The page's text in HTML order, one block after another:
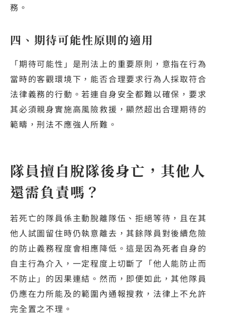
務。
四、期待可能性原則的適用
「期待可能性」是刑法上的重要原則，意指在行為
當時的客觀環境下，能否合理要求行為人採取符合
法律義務的行動。若連自身安全都難以確保，要求
其必須親身實施高風險救援，顯然超出合理期待的
範疇，刑法不應強人所難。
隊員擅自脫隊後身亡，其他人
還需負責嗎？
若死亡的隊員係主動脫離隊伍、拒絕等待，且在其
他人試圖留住時仍執意離去，其餘隊員對後續危險
的防止義務程度會相應降低。這是因為死者自身的
自主行為介入，一定程度上切斷了「他人能防止而
不防止」的因果連結。然而，即便如此，其他隊員
仍應在力所能及的範圍內通報搜救，法律上不允許
完全置之不理。